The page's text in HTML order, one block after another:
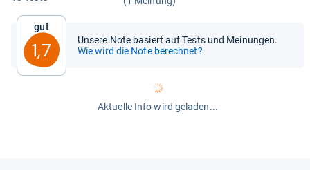
Gut
1,7
Unsere Note basiert auf Tests und Meinungen.
Wie wird die Note berechnet?
Aktuelle Info wird geladen...